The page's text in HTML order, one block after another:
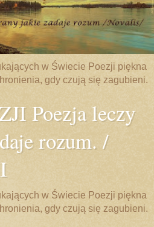
w Świecie Poezji piękna
gdy czują się zagubieni.
Poezja leczy
rozum. /
w Świecie Poezji piękna
gdy czują się zagubieni.